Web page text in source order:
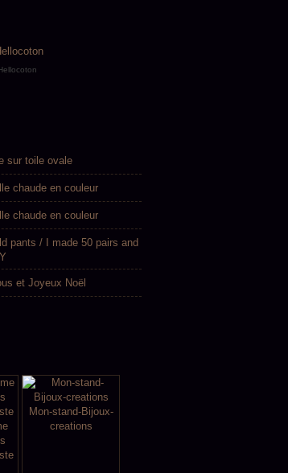
sur toile ovale
chaude en couleur
chaude en couleur
pants / I made 50 pairs and
et Joyeux Noël
Mon-stand-Bijoux-
creations